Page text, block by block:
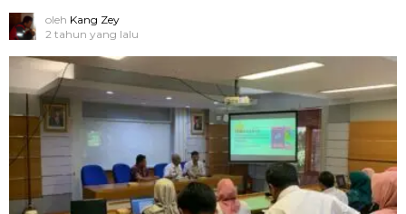
oleh Kang Zey
2 tahun yang lalu